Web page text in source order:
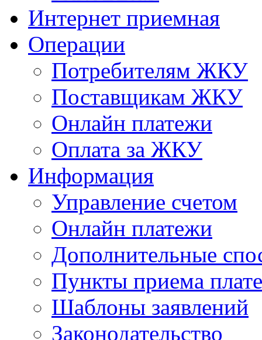
Интернет приемная
Операции
Потребителям ЖКУ
Поставщикам ЖКУ
Онлайн платежи
Оплата за ЖКУ
Информация
Управление счетом
Онлайн платежи
Дополнительные
Пункты приема
Шаблоны заявлений
Законодательство